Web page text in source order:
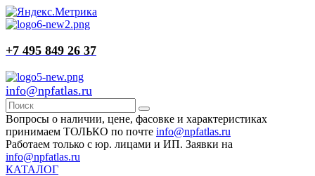
+7 495 849 26 37
info@npfatlas.ru
Вопросы о наличии, цене, фасовке и характеристиках
принимаем ТОЛЬКО по почте info@npfatlas.ru
Работаем только с юр. лицами и ИП. Заявки на
info@npfatlas.ru
КАТАЛОГ